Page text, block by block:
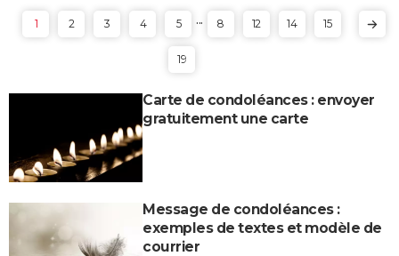
1 2 3 4 5 ... 8 12 14 15
19
Carte de condoléances : envoyer
gratuitement une carte
Message de condoléances :
exemples de textes et modèle de
courrier